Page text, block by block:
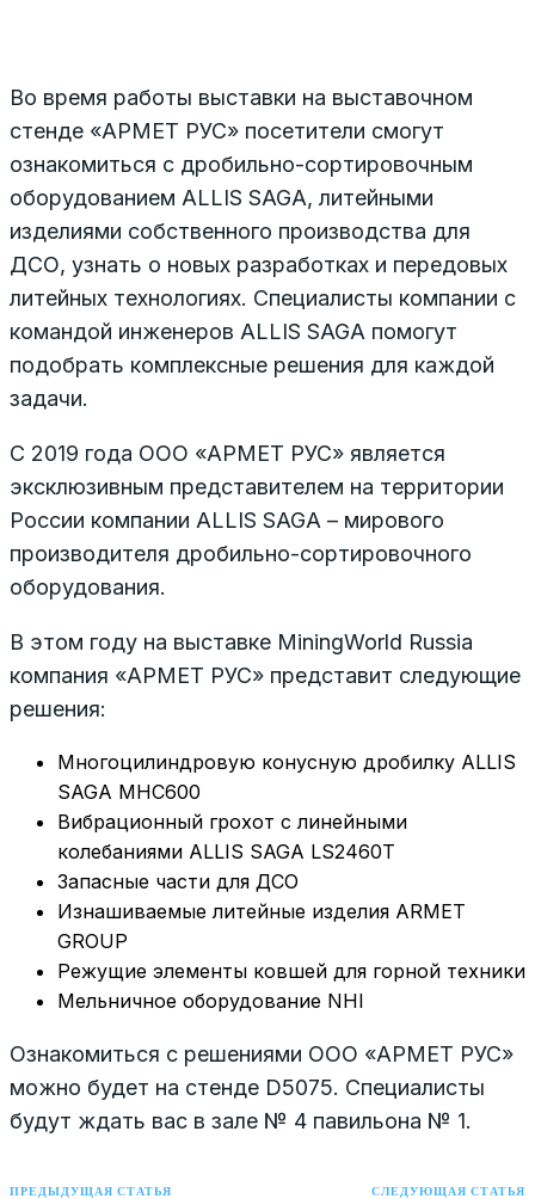
Во время работы выставки на выставочном
стенде «АРМЕТ РУС» посетители смогут
ознакомиться с дробильно-сортировочным
оборудованием ALLIS SAGA, литейными
изделиями собственного производства для
ДСО, узнать о новых разработках и передовых
литейных технологиях. Специалисты компании с
командой инженеров ALLIS SAGA помогут
подобрать комплексные решения для каждой
задачи.
С 2019 года ООО «АРМЕТ РУС» является
эксклюзивным представителем на территории
России компании ALLIS SAGA – мирового
производителя дробильно-сортировочного
оборудования.
В этом году на выставке MiningWorld Russia
компания «АРМЕТ РУС» представит следующие
решения:
Многоцилиндровую конусную дробилку ALLIS
SAGA MHC600
Вибрационный грохот с линейными
колебаниями ALLIS SAGA LS2460T
Запасные части для ДСО
Изнашиваемые литейные изделия ARMET
GROUP
Режущие элементы ковшей для горной техники
Мельничное оборудование NHI
Ознакомиться с решениями ООО «АРМЕТ РУС»
можно будет на стенде D5075. Специалисты
будут ждать вас в зале № 4 павильона № 1.
ПРЕДЫДУЩАЯ СТАТЬЯ СЛЕДУЮЩАЯ СТАТЬЯ